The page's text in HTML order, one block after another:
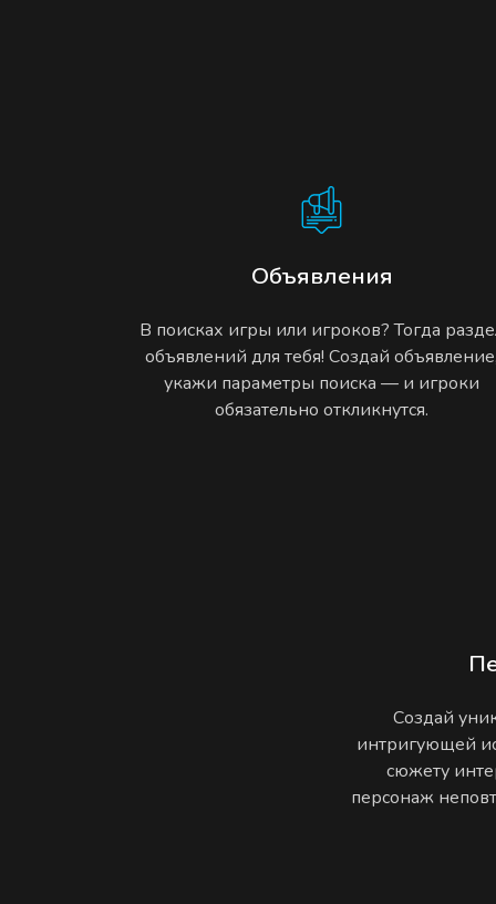
Объявления
В поисках игры или игроков? Тогда
объявлений для тебя! Создай
укажи параметры поиска — и игроки
обязательно откликнутся.
Создай
интригующей
сюжету
персонаж